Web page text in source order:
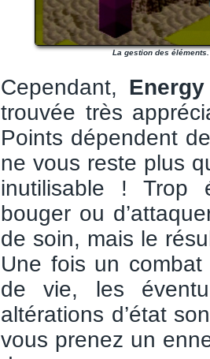
La gestion des éléments.
Cependant,
trouvée très
Points dépendent
ne vous reste plus
inutilisable ! Trop
bouger ou
de soin, mais le
Une fois un
de vie, les
altérations d’état
vous prenez un